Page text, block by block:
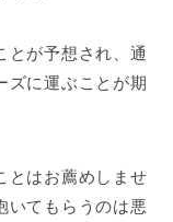
とが予想され、通
ズに運ぶことが期
とはお薦めしませ
いてもらうのは悪